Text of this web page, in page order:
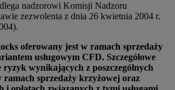
nadzorowi Komisji Nadzoru
zezwolenia z dnia 26 kwietnia 2004 r.
oferowany jest w ramach sprzedaży
usługowym CFD. Szczegółowe
ryzyk wynikających z poszczególnych
ramach sprzedaży krzyżowej oraz